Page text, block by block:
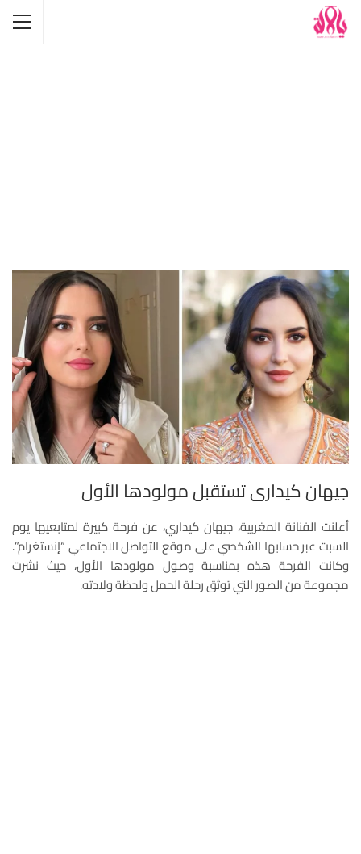
جيهان كيداري تستقبل مولودها الأول
أعلنت الفنانة المغربية، جيهان كيداري، عن فرحة كبيرة لمتابعيها يوم
السبت عبر حسابها الشخصي على موقع التواصل الاجتماعي “إنستغرام”.
وكانت الفرحة هذه بمناسبة وصول مولودها الأول، حيث نشرت
مجموعة من الصور التي توثق رحلة الحمل ولحظة ولادته.